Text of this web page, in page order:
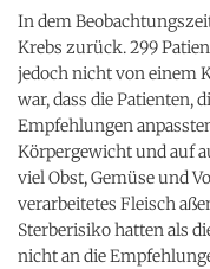
In dem
Krebs zurück. 299
jedoch nicht von einem
war, dass die Patienten,
Empfehlungen
Körpergewicht und auf
viel Obst, Gemüse und
verarbeitetes Fleisch
Sterberisiko hatten als
nicht an die